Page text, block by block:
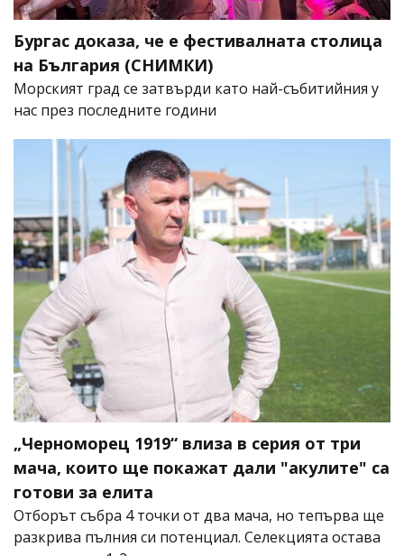
Бургас доказа, че е фестивалната столица
на България (СНИМКИ)
Морският град се затвърди като най-събитийния у
нас през последните години
„Черноморец 1919“ влиза в серия от три
мача, които ще покажат дали "акулите" са
готови за елита
Отборът събра 4 точки от два мача, но тепърва ще
разкрива пълния си потенциал. Селекцията остава